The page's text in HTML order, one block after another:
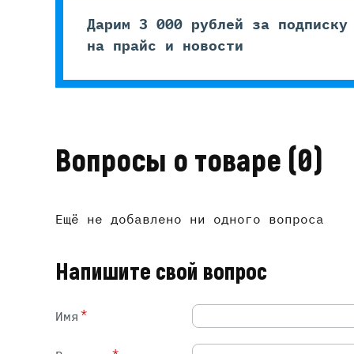
Дарим 3 000 рублей за подписку
на прайс и новости
Вопросы о товаре (0)
Ещё не добавлено ни одного вопроса
Напишите свой вопрос
Имя *